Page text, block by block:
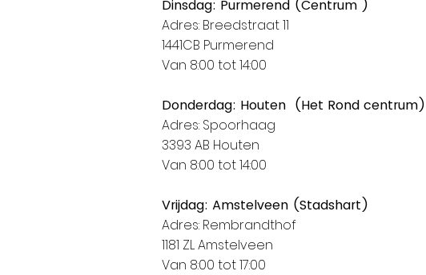
Dinsdag: Purmerend (Centrum )
Adres: Breedstraat 11
1441CB Purmerend
Van 8:00 tot 14:00
Donderdag: Houten (Het Rond centrum)
Adres: Spoorhaag
3393 AB Houten
Van 8:00 tot 14:00
Vrijdag: Amstelveen (Stadshart)
Adres: Rembrandthof
1181 ZL Amstelveen
Van 8:00 tot 17:00